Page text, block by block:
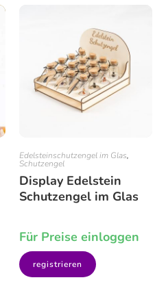
Edelsteinschutzengel im Glas,
Schutzengel
Display Edelstein
Schutzengel im Glas
Für Preise einloggen
registrieren